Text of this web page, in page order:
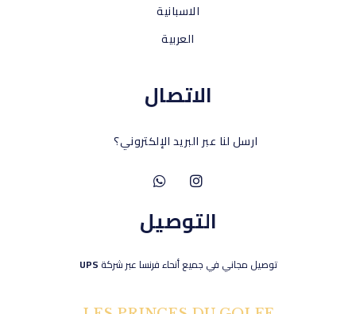
الاسبانية
العربية
الاتصال
ارسل لنا عبر البريد الإلكتروني؟
التوصيل
توصيل مجاني في جميع أنحاء فرنسا عبر شركة UPS